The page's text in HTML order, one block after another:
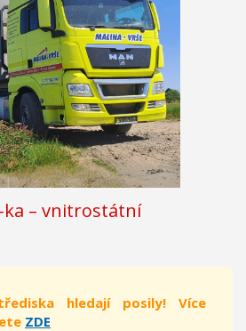
ka – vnitrostátní
hledají posily! Více
ZDE